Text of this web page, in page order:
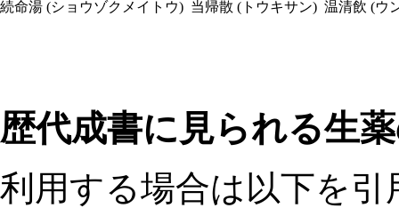
続命湯 (ショウゾクメイトウ) 当帰散 (トウキサン) 温清飲 (ウ
歴代成書に見られる生
利用する場合は以下を